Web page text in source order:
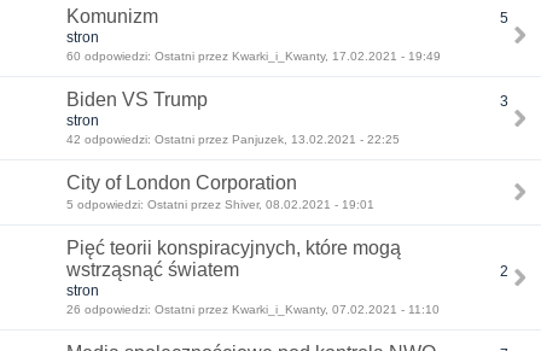
Komunizm
5
stron
60 odpowiedzi: Ostatni przez Kwarki_i_Kwanty, 17.02.2021 - 19:49
Biden VS Trump
3
stron
42 odpowiedzi: Ostatni przez Panjuzek, 13.02.2021 - 22:25
City of London Corporation
5 odpowiedzi: Ostatni przez Shiver, 08.02.2021 - 19:01
Pięć teorii konspiracyjnych, które mogą
wstrząsnąć światem
2
stron
26 odpowiedzi: Ostatni przez Kwarki_i_Kwanty, 07.02.2021 - 11:10